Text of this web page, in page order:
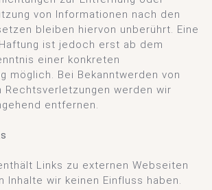
von Informationen nach den
bleiben hiervon unberührt. Eine
ist jedoch erst ab dem
einer konkreten
möglich. Bei Bekanntwerden von
Rechtsverletzungen werden wir
entfernen.
Links zu externen Webseiten
Inhalte wir keinen Einfluss haben.